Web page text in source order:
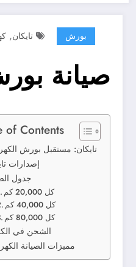
بورش تايكان,
صيانة
of Contents
تايكان: مستقبل بورش
إصدارات
جدول
كل 20,000 كم
كل 40,000 كم
كل 80,000 كم
الشحن في
مميزات الصيانة